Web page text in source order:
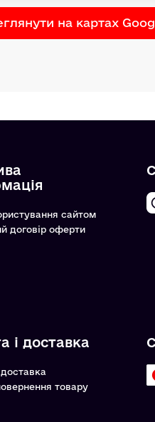
на картах
сайтом
договір оферти
і доставка
товару